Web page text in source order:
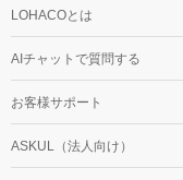
LOHACOとは
AIチャットで質問する
お客様サポート
ASKUL（法人向け）